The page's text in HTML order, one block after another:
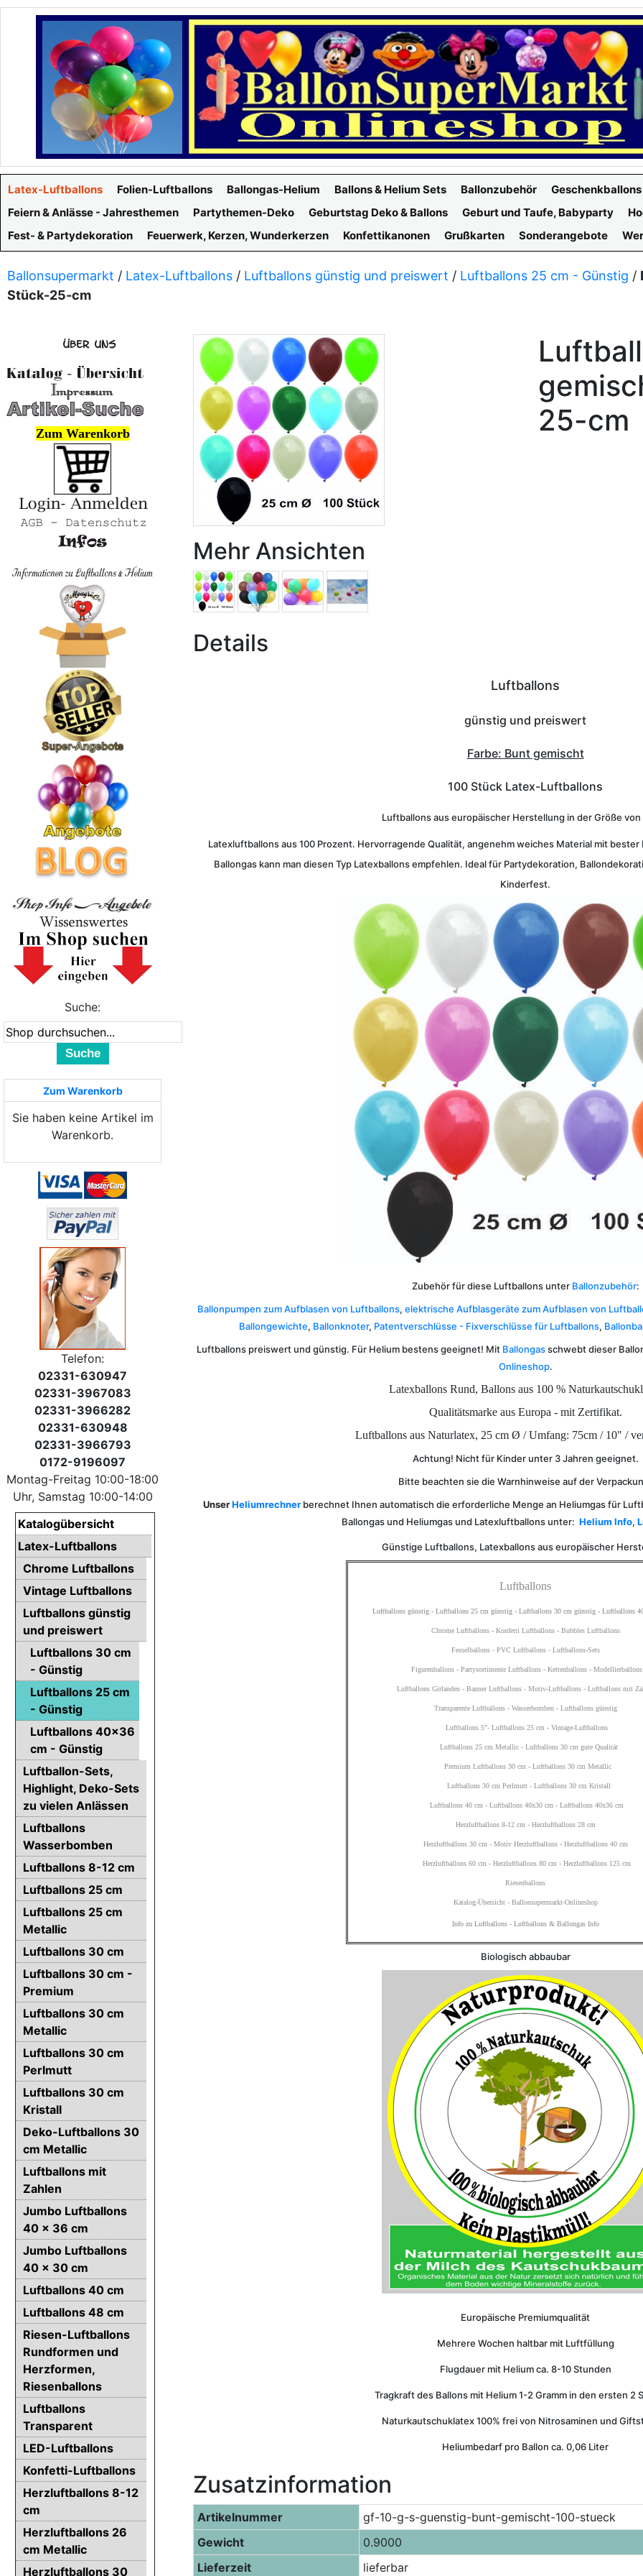
Latex-Luftballons Folien-Luftballons Ballongas-Helium Ballons & Helium Sets Ballonzubehör Geschenkballons
Feiern & Anlässe - Jahresthemen
Partythemen-Deko Geburtstag Deko & Ballons Geburt und Taufe, Babyparty
Fest- & Partydekoration
Feuerwerk, Kerzen, Wunderkerzen Konfettikanonen Grußkarten Sonderangebote
Ballonsupermarkt / Latex-Luftballons / Luftballons günstig und preiswert / Luftballons 25 cm - Günstig /
Stück-25-cm
25-cm
Mehr Ansichten
Details
Luftballons
günstig und preiswert
Farbe: Bunt gemischt
100 Stück Latex-Luftballons
Luftballons aus europäischer Herstellung in der Größe von
Latexluftballons aus 100 Prozent. Hervorragende Qualität, angenehm weiches Material mit
Ballongas kann man diesen Typ Latexballons empfehlen. Ideal für Partydekoration,
Kinderfest.
Zubehör für diese Luftballons unter Ballonzubehör:
Ballonpumpen zum Aufblasen von Luftballons, elektrische Aufblasgeräte zum Aufblasen von
Ballongewichte, Ballonknoter, Patentverschlüsse - Fixverschlüsse für Luftballons,
Luftballons preiswert und günstig. Für Helium bestens geeignet! Mit Ballongasschwebt dieser
Onlineshop.
Latexballons Rund, Ballons aus 100 %
Qualitätsmarke aus Europa - mit Zertifikat.
Luftballons aus Naturlatex, 25 cm Ø / Umfang: 75cm / 10" /
Achtung! Nicht für Kinder unter 3 Jahren geeignet.
Bitte beachten sie die Warnhinweise auf der
UnserHeliumrechnerberechnet Ihnen automatisch die erforderliche Menge an Heliumgas für
Ballongas und Heliumgas und Latexluftballons unter: Helium Info,
Günstige Luftballons, Latexballons aus europäischer
Luftballons
Luftballons günstig- Luftballons 25 cm günstig- Luftballons 30 cm günstig- Luftballons
Chrome Luftballons- Konfetti Luftballons- Bubbles Luftballons
Fesselballons- PVC Luftballons - Luftballons-Sets
Figurenballons- Partysortimente Luftballons- Kettenballons- Modellierballons
Luftballons Girlanden- Banner Luftballons- Motiv-Luftballons- Luftballons mit
Transparente Luftballons- Wasserbomben- Luftballons günstig
Luftballons 5"- Luftballons 25 cm - Vintage-Luftballons
Luftballons 25 cm Metallic- Luftballons 30 cm gute Qualität
Premium Luftballons 30 cm - Luftballons 30 cm Metallic
Luftballons 30 cm Perlmutt- Luftballons 30 cm Kristall
Luftballons 40 cm - Luftballons 40x30 cm - Luftballons 40x36 cm
Herzluftballons 8-12 cm - Herzluftballons 28 cm
Herzluftballons 30 cm - Motiv Herzluftballons- Herzluftballons 40 cm
Herzluftballons 60 cm - Herzluftballons 80 cm - Herzluftballons 125 cm
Riesenballons
Katalog-Übersicht- Ballonsupermarkt-Onlineshop
Info zu Luftballons- Luftballons & Ballongas Info
Biologisch abbaubar
Europäische Premiumqualität
Mehrere Wochen haltbar mit Luftfüllung
Flugdauer mit Helium ca. 8-10 Stunden
Tragkraft des Ballons mit Helium 1-2 Gramm in den ersten 2
Naturkautschuklatex 100% frei von Nitrosaminen und
Heliumbedarf pro Ballon ca. 0,06 Liter
Zusatzinformation
Artikelnummer
gf-10-g-s-guenstig-bunt-gemischt-100-stueck
Gewicht
0.9000
Lieferzeit
lieferbar
Zum Warenkorb
Suche:
Suche
Zum Warenkorb
Sie haben keine Artikel im
Warenkorb.
Telefon:
02331-630947
02331-3967083
02331-3966282
02331-630948
02331-3966793
0172-9196097
Montag-Freitag 10:00-18:00
Uhr, Samstag 10:00-14:00
Katalogübersicht
Latex-Luftballons
Chrome Luftballons
Vintage Luftballons
Luftballons günstig
und preiswert
Luftballons 30 cm
- Günstig
Luftballons 25 cm
- Günstig
Luftballons 40x36
cm - Günstig
Luftballon-Sets,
Highlight, Deko-Sets
zu vielen Anlässen
Luftballons
Wasserbomben
Luftballons 8-12 cm
Luftballons 25 cm
Luftballons 25 cm
Metallic
Luftballons 30 cm
Luftballons 30 cm -
Premium
Luftballons 30 cm
Metallic
Luftballons 30 cm
Perlmutt
Luftballons 30 cm
Kristall
Deko-Luftballons 30
cm Metallic
Luftballons mit
Zahlen
Jumbo Luftballons
40 x 36 cm
Jumbo Luftballons
40 x 30 cm
Luftballons 40 cm
Luftballons 48 cm
Riesen-Luftballons
Rundformen und
Herzformen,
Riesenballons
Luftballons
Transparent
LED-Luftballons
Konfetti-Luftballons
Herzluftballons 8-12
cm
Herzluftballons 26
cm Metallic
Herzluftballons 30